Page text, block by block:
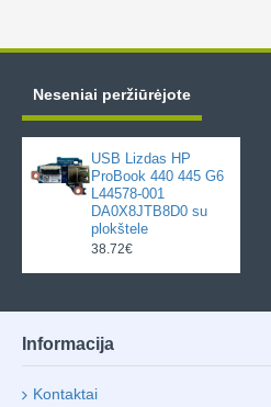
Neseniai peržiūrėjote
USB Lizdas HP
ProBook 440 445 G6
L44578-001
DA0X8JTB8D0 su
plokštele
38.72€
Informacija
Kontaktai